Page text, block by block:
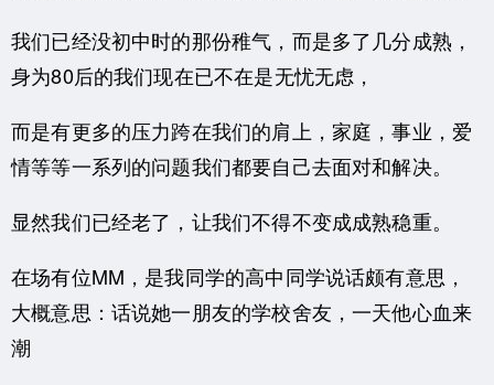
我们已经没初中时的那份稚气，而是多了几分成熟，
身为80后的我们现在已不在是无忧无虑，
而是有更多的压力跨在我们的肩上，家庭，事业，爱
情等等一系列的问题我们都要自己去面对和解决。
显然我们已经老了，让我们不得不变成成熟稳重。
在场有位MM，是我同学的高中同学说话颇有意思，
大概意思：话说她一朋友的学校舍友，一天他心血来
潮